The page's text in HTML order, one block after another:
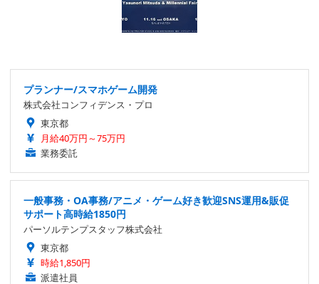
プランナー/スマホゲーム開発
株式会社コンフィデンス・プロ
東京都
月給40万円～75万円
業務委託
一般事務・OA事務/アニメ・ゲーム好き歓迎SNS運用&販促
サポート高時給1850円
パーソルテンプスタッフ株式会社
東京都
時給1,850円
派遣社員